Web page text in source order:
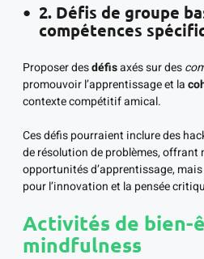
2. Défis de groupe
compétences
Proposer desdéfisaxés sur des
promouvoir l’apprentissage et la
contexte compétitif amical.
Ces défis pourraient inclure des
de résolution de problèmes, offrant
opportunités d’apprentissage,
pour l’innovation et la pensée
Activités de bien-
mindfulness